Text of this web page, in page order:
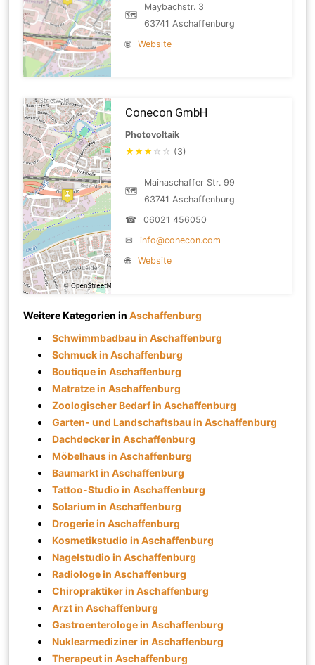
🗺
Maybachstr. 3
63741 Aschaffenburg
🌐
Website
Conecon GmbH
Photovoltaik
★★★ ☆ ☆ (3)
🗺
Mainaschaffer Str. 99
63741 Aschaffenburg
☎
06021 456050
✉
info@conecon.com
🌐
Website
Weitere Kategorien inAschaffenburg
Schwimmbadbau in Aschaffenburg
Schmuck in Aschaffenburg
Boutique in Aschaffenburg
Matratze in Aschaffenburg
Zoologischer Bedarf in Aschaffenburg
Garten- und Landschaftsbau in Aschaffenburg
Dachdecker in Aschaffenburg
Möbelhaus in Aschaffenburg
Baumarkt in Aschaffenburg
Tattoo-Studio in Aschaffenburg
Solarium in Aschaffenburg
Drogerie in Aschaffenburg
Kosmetikstudio in Aschaffenburg
Nagelstudio in Aschaffenburg
Radiologe in Aschaffenburg
Chiropraktiker in Aschaffenburg
Arzt in Aschaffenburg
Gastroenterologe in Aschaffenburg
Nuklearmediziner in Aschaffenburg
Therapeut in Aschaffenburg